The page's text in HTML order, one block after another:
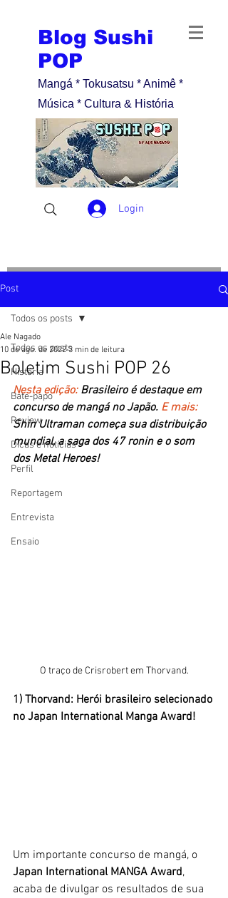
Blog Sushi
POP
Mangá * Tokusatsu * Animê *
Música * Cultura & História
Login
Post
Todos os posts
História
Bate-papo
Review
Dicas e notícias
Perfil
Reportagem
Entrevista
Ensaio
Todos os posts
Boletim Sushi POP 26
Ale Nagado
10 de ago. de 2022 3 min de leitura
Nesta edição: Brasileiro é destaque em
concurso de mangá no Japão. E mais:
Shin Ultraman começa sua distribuição
mundial, a saga dos 47 ronin e o som
dos Metal Heroes!
O traço de Crisrobert em Thorvand.
1) Thorvand: Herói brasileiro selecionado
no Japan International Manga Award!
Um importante concurso de mangá, o
Japan International MANGA Award,
acaba de divulgar os resultados de sua